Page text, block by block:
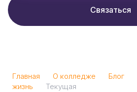
Связаться
Главная О колледже Блог
жизнь
Текущая